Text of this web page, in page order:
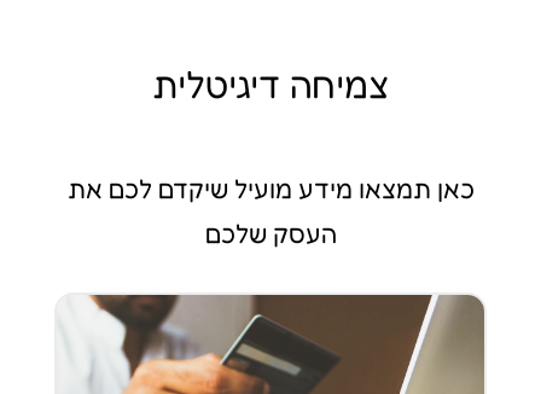
צמיחה דיגיטלית
כאן תמצאו מידע מועיל שיקדם לכם את
העסק שלכם